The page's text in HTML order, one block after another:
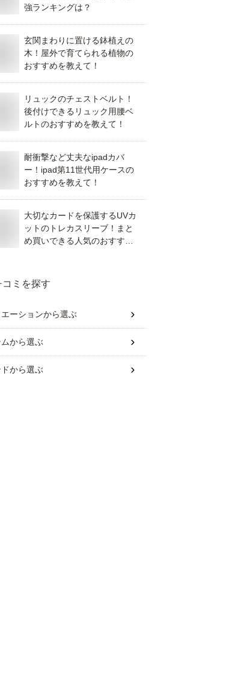
強ランキングは？
玄関まわりに置ける鉢植えの
木！屋外で育てられる植物の
おすすめを教えて！
リュックのチェストベルト！
後付けできるリュック用腰ベ
ルトのおすすめを教えて！
耐衝撃など丈夫なipadカバ
ー！ipad第11世代用ケースの
おすすめを教えて！
大切なカードを保護するUVカ
ットのトレカスリーブ！まと
め買いできる人気のおすすめ
コミを探す
ーションから選ぶ
から選ぶ
から選ぶ